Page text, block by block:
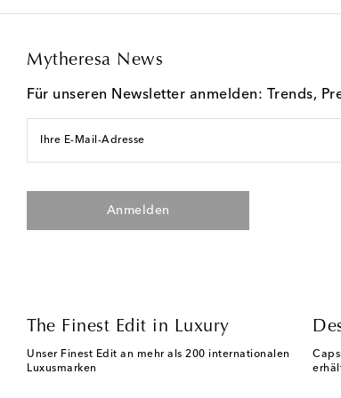
Mytheresa News
Für unseren Newsletter anmelden: Trends,
Ihre E-Mail-Adresse
Anmelden
The Finest Edit in Luxury
Unser Finest Edit an mehr als 200 internationalen
Luxusmarken